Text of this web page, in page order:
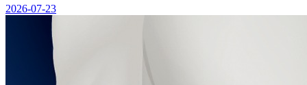
2026-07-23